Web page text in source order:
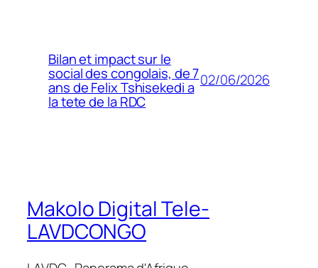
Bilan et impact sur le
social des congolais, de 7
ans de Felix Tshisekedi a
la tete de la RDC
02/06/2026
Makolo Digital Tele-
LAVDCONGO